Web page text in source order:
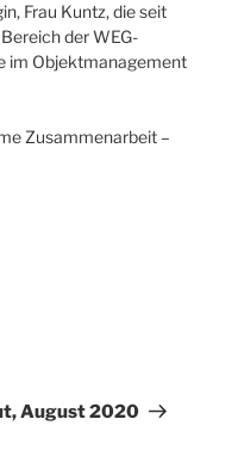
Frau Kuntz, die seit
der WEG-
im Objektmanagement
Zusammenarbeit –
August 2020